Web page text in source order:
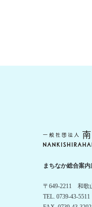
まちなか総合案
〒649-2211 和歌
TEL. 0739-43-